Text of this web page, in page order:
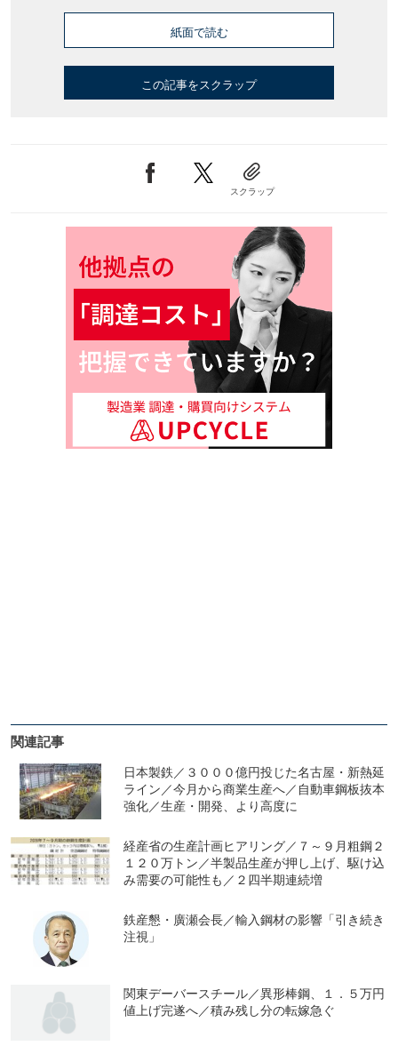
紙面で読む
この記事をスクラップ
スクラップ
関連記事
日本製鉄／３０００億円投じた名古屋・新熱延
ライン／今月から商業生産へ／自動車鋼板抜本
強化／生産・開発、より高度に
経産省の生産計画ヒアリング／７～９月粗鋼２
１２０万トン／半製品生産が押し上げ、駆け込
み需要の可能性も／２四半期連続増
鉄産懇・廣瀬会長／輸入鋼材の影響「引き続き
注視」
関東デーバースチール／異形棒鋼、１．５万円
値上げ完遂へ／積み残し分の転嫁急ぐ